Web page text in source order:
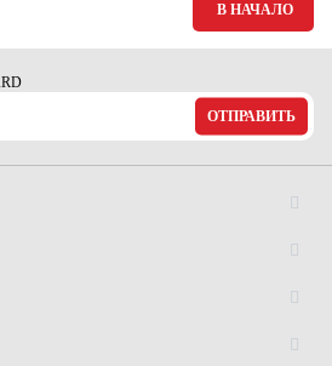
В НАЧАЛО
ОТПРАВИТЬ